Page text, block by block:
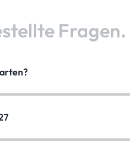
Fragen.